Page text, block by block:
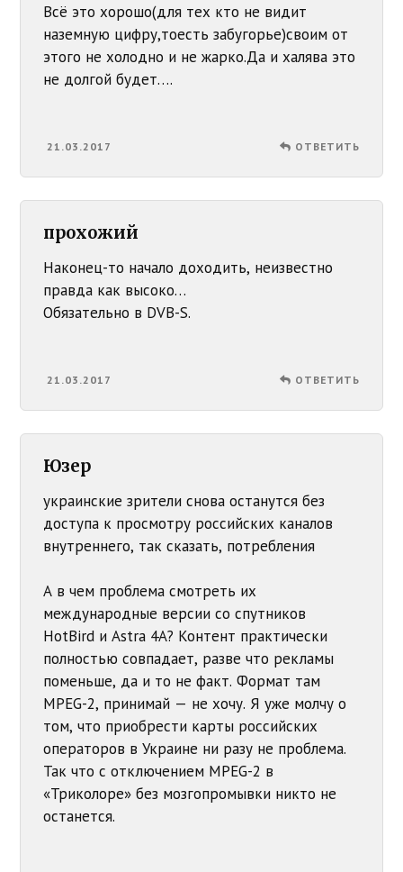
Всё это хорошо(для тех кто не видит
наземную цифру,тоесть забугорье)своим от
этого не холодно и не жарко.Да и халява это
не долгой будет….
21.03.2017 ОТВЕТИТЬ
прохожий
Наконец-то начало доходить, неизвестно
правда как высоко…
Обязательно в DVB-S.
21.03.2017 ОТВЕТИТЬ
Юзер
украинские зрители снова останутся без
доступа к просмотру российских каналов
внутреннего, так сказать, потребления
А в чем проблема смотреть их
международные версии со спутников
HotBird и Astra 4A? Контент практически
полностью совпадает, разве что рекламы
поменьше, да и то не факт. Формат там
MPEG-2, принимай — не хочу. Я уже молчу о
том, что приобрести карты российских
операторов в Украине ни разу не проблема.
Так что с отключением MPEG-2 в
«Триколоре» без мозгопромывки никто не
останется.